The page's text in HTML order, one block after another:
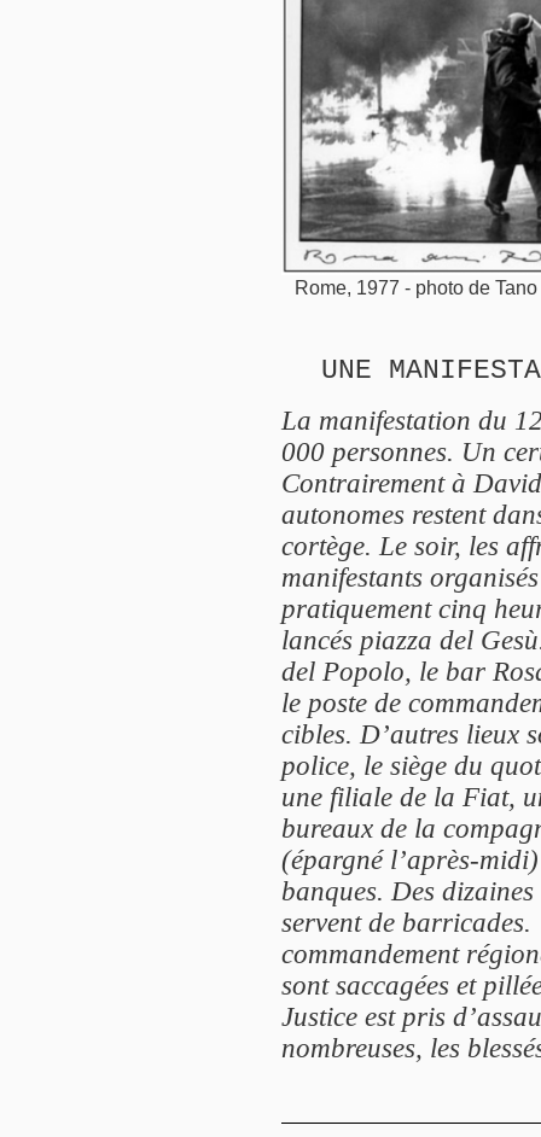
Rome, 1977 - photo de Tano
UNE
La manifestation du
000 personnes. Un
Contrairement à
autonomes restent
cortège. Le soir, les
manifestants
pratiquement cinq
lancés piazza del
del Popolo, le bar
le poste de
cibles. D’autres lieux
police, le siège du
une filiale de la Fiat,
bureaux de la
(épargné l’après-
banques. Des
servent de barricades.
commandement
sont saccagées et
Justice est pris
nombreuses, les